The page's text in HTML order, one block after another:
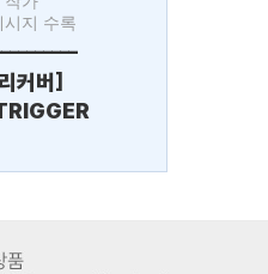
시지 수록
커버]